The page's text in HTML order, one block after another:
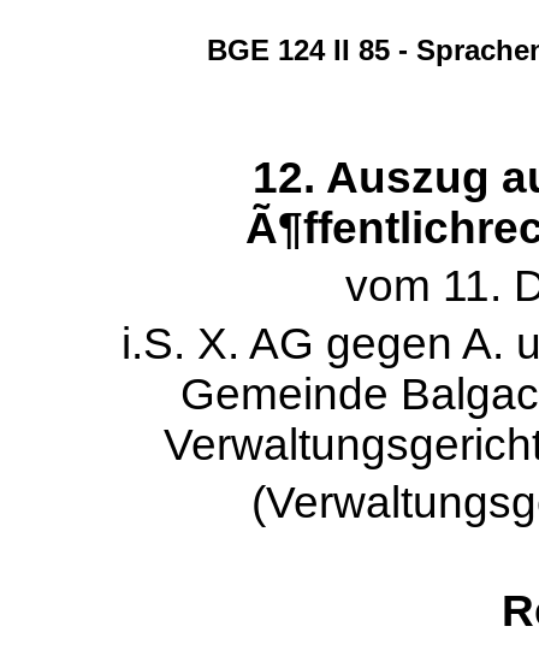
BGE 124 II 85 -
12. Auszug
vom 11.
i.S. X. AG gegen A.
Gemeinde